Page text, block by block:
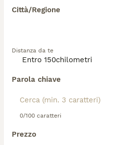
Città/Regione
Distanza da te
Parola chiave
0/100 caratteri
Prezzo